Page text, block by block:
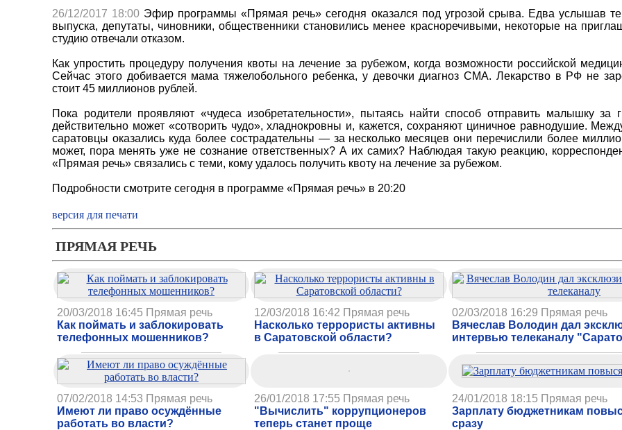
26/12/2017 18:00 Эфир программы «Прямая речь» сегодня оказался под угрозой срыва. Едва услышав
выпуска, депутаты, чиновники, общественники становились менее красноречивыми, некоторые на
студию отвечали отказом.
Как упростить процедуру получения квоты на лечение за рубежом, когда возможности российской
Сейчас этого добивается мама тяжелобольного ребенка, у девочки диагноз СМА. Лекарство в РФ не
стоит 45 миллионов рублей.
Пока родители проявляют «чудеса изобретательности», пытаясь найти способ отправить малышку за
действительно может «сотворить чудо», хладнокровны и, кажется, сохраняют циничное равнодушие.
саратовцы оказались куда более сострадательны — за несколько месяцев они перечислили более
может, пора менять уже не сознание ответственных? А их самих? Наблюдая такую реакцию,
«Прямая речь» связались с теми, кому удалось получить квоту на лечение за рубежом.
Подробности смотрите сегодня в программе «Прямая речь» в 20:20
версия для печати
ПРЯМАЯ РЕЧЬ
20/03/2018 16:45 Прямая речь
Как поймать и заблокировать
телефонных мошенников?
12/03/2018 16:42 Прямая речь
Насколько террористы активны
в Саратовской области?
02/03/2018 16:29 Прямая речь
Вячеслав Володин дал
интервью телеканалу
07/02/2018 14:53 Прямая речь
Имеют ли право осуждённые
работать во власти?
26/01/2018 17:55 Прямая речь
"Вычислить" коррупционеров
теперь станет проще
24/01/2018 18:15 Прямая речь
Зарплату бюджетникам
сразу